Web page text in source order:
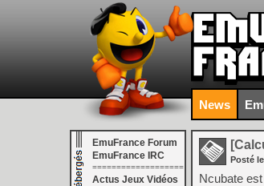
News
EmuFrance Forum
EmuFrance IRC
===================
Actus Jeux Vidéos
Posté le
Ncubate